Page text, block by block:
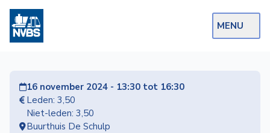
MENU
Op de Rails
NVBS Actueel
16 november 2024 - 13:30 tot 16:30
Leden: 3,50
Niet-leden: 3,50
Buurthuis De Schulp